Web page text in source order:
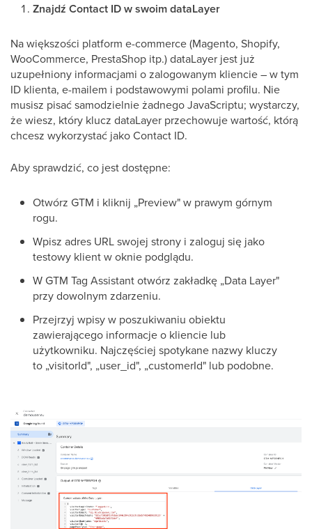
Znajdź Contact ID w swoim dataLayer
Na większości platform e-commerce (Magento, Shopify,
WooCommerce, PrestaShop itp.) dataLayer jest już
uzupełniony informacjami o zalogowanym kliencie – w tym
ID klienta, e-mailem i podstawowymi polami profilu. Nie
musisz pisać samodzielnie żadnego JavaScriptu; wystarczy,
że wiesz, który klucz dataLayer przechowuje wartość, którą
chcesz wykorzystać jako Contact ID.
Aby sprawdzić, co jest dostępne:
Otwórz GTM i kliknij „Preview" w prawym górnym
rogu.
Wpisz adres URL swojej strony i zaloguj się jako
testowy klient w oknie podglądu.
W GTM Tag Assistant otwórz zakładkę „Data Layer"
przy dowolnym zdarzeniu.
Przejrzyj wpisy w poszukiwaniu obiektu
zawierającego informacje o kliencie lub
użytkowniku. Najczęściej spotykane nazwy kluczy
to „visitorId", „user_id", „customerId" lub podobne.